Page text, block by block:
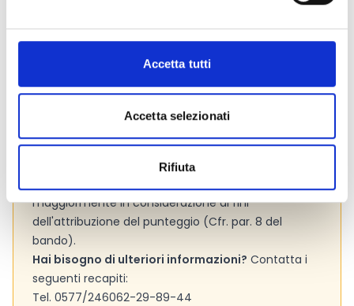
Accetta tutti
Accetta selezionati
Rifiuta
Consigli degli esperti
Presta attenzione ai criteri di valutazione
lettura preliminare dei criteri ti aiuterà a capire se il
tuo progetto possiede le caratteristiche per
maggiormente in considerazione ai fini
dell'attribuzione del punteggio (Cfr. par. 8 del
bando).
Hai bisogno di ulteriori informazioni? Contatta i
seguenti recapiti:
Tel. 0577/246062-29-89-44